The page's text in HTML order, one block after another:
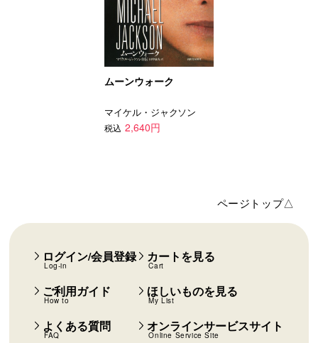
ムーンウォーク
マイケル・ジャクソン
税込 2,640円
ページトップ△
ログイン/会員登録
Log-in
カートを見る
Cart
ご利用ガイド
How to
ほしいものを見る
My List
よくある質問
FAQ
オンラインサービスサイト
Online Service Site